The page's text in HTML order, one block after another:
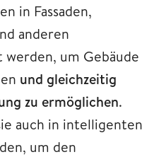
in Fassaden,
anderen
um Gebäude
und gleichzeitig
zu ermöglichen.
auch in intelligenten
um den